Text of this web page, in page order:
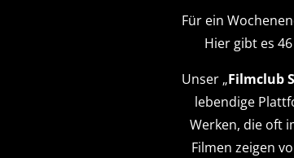
Für ein
Hier gibt es
Unser „Filmclub
lebendige
Werken, die oft
Filmen zeigen